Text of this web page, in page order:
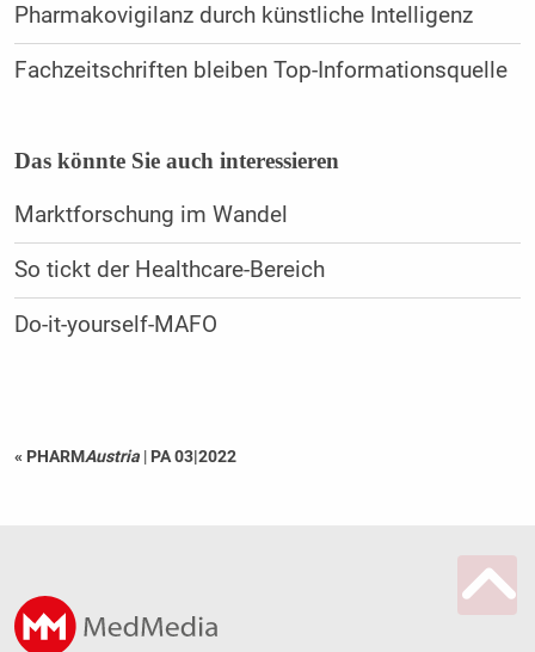
Pharmakovigilanz durch künstliche Intelligenz
Fachzeitschriften bleiben Top-Informationsquelle
Das könnte Sie auch interessieren
Marktforschung im Wandel
So tickt der Healthcare-Bereich
Do-it-yourself-MAFO
« PHARMAustria | PA 03|2022